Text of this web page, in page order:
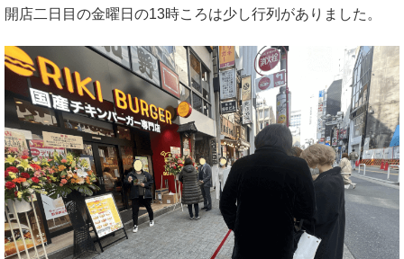
開店二日目の金曜日の13時ころは少し行列がありました。